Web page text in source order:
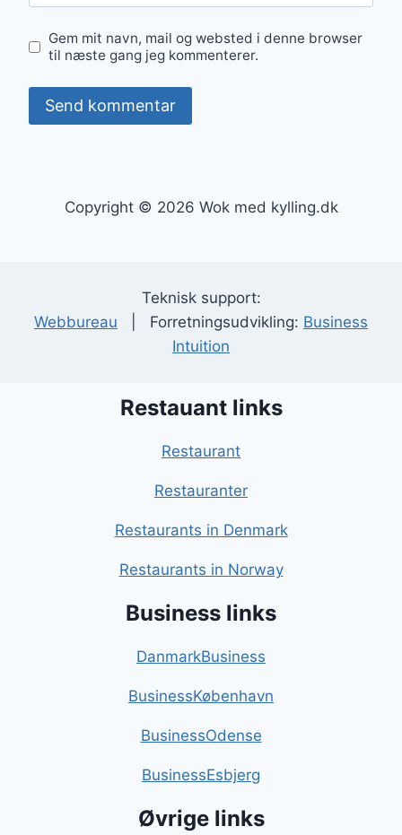
Gem mit navn, mail og websted i denne browser
til næste gang jeg kommenterer.
Copyright © 2026 Wok med kylling.dk
Teknisk support:
Webbureau | Forretningsudvikling: Business
Intuition
Restauant links
Restaurant
Restauranter
Restaurants in Denmark
Restaurants in Norway
Business links
DanmarkBusiness
BusinessKøbenhavn
BusinessOdense
BusinessEsbjerg
Øvrige links